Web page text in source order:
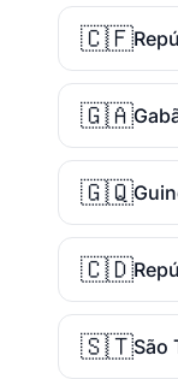
🇨🇫
🇬🇦
🇬🇶
🇨🇩
🇸🇹São